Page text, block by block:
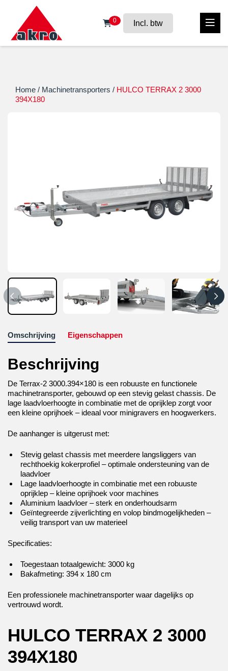
0 Incl. btw
Home / Machinetransporters / HULCO TERRAX 2 3000
394X180
Omschrijving Eigenschappen
Beschrijving
De Terrax-2 3000.394×180 is een robuuste en functionele
machinetransporter, gebouwd op een stevig gelast chassis. De
lage laadvloerhoogte in combinatie met de oprijklep zorgt voor
een kleine oprijhoek – ideaal voor minigravers en hoogwerkers.
De aanhanger is uitgerust met:
Stevig gelast chassis met meerdere langsliggers van
rechthoekig kokerprofiel – optimale ondersteuning van de
laadvloer
Lage laadvloerhoogte in combinatie met een robuuste
oprijklep – kleine oprijhoek voor machines
Aluminium laadvloer – sterk en onderhoudsarm
Geïntegreerde zijverlichting en volop bindmogelijkheden –
veilig transport van uw materieel
Specificaties:
Toegestaan totaalgewicht: 3000 kg
Bakafmeting: 394 x 180 cm
Een professionele machinetransporter waar dagelijks op
vertrouwd wordt.
HULCO TERRAX 2 3000
394X180